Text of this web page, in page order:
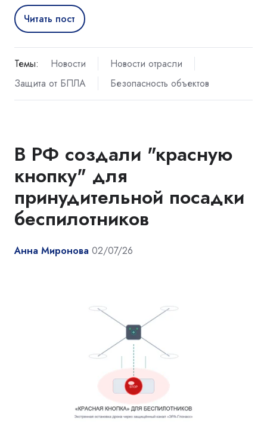
Читать пост
Темы: Новости
Новости отрасли
Защита от БПЛА
Безопасность объектов
В РФ создали "красную
кнопку" для
принудительной посадки
беспилотников
Анна Миронова 02/07/26